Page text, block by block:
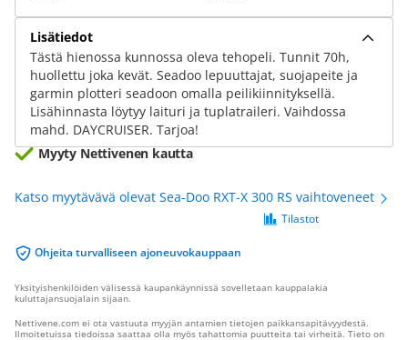
Lisätiedot
Tästä hienossa kunnossa oleva tehopeli. Tunnit 70h,
huollettu joka kevät. Seadoo lepuuttajat, suojapeite ja
garmin plotteri seadoon omalla peilikiinnityksellä.
Lisähinnasta löytyy laituri ja tuplatraileri. Vaihdossa
mahd. DAYCRUISER. Tarjoa!
Myyty Nettivenen kautta
Katso myytävävä olevat Sea-Doo RXT-X 300 RS vaihtoveneet
Ohjeita turvalliseen ajoneuvokauppaan
Tilastot
Yksityishenkilöiden välisessä kaupankäynnissä sovelletaan kauppalakia
kuluttajansuojalain sijaan.
Nettivene.com ei ota vastuuta myyjän antamien tietojen paikkansapitävyydestä.
Ilmoitetuissa tiedoissa saattaa olla myös tahattomia puutteita tai virheitä. Tieto on